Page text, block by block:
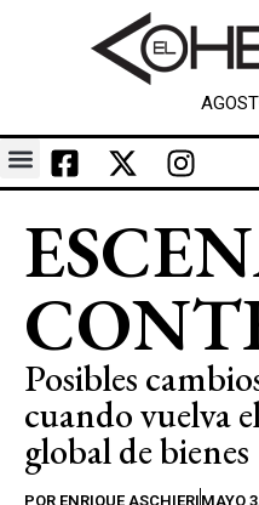
Posibles
cuando vuelva
global de bienes
POR ENRIQUE ASCHIERI MAYO